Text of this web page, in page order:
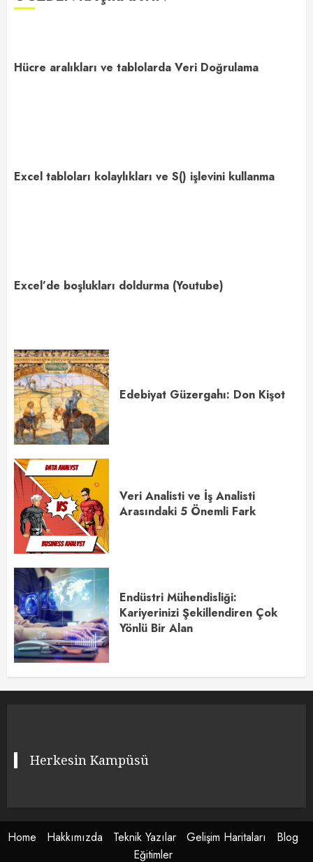
Hücre aralıkları ve tablolarda Veri Doğrulama
Excel tabloları kolaylıkları ve S() işlevini kullanma
Excel’de boşlukları doldurma (Youtube)
Edebiyat Güzergahı: Don Kişot
Veri Analisti ve İş Analisti
Arasındaki 5 Önemli Fark
Endüstri Mühendisliği:
Kariyerinizi Şekillendiren Çok
Yönlü Bir Alan
Herkesin Kampüsü
Home Hakkımızda Teknik Yazılar Gelişim Haritaları
Blog
Eğitimler